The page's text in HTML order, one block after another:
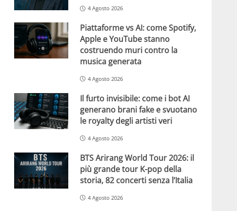
4 Agosto 2026
Piattaforme vs AI: come Spotify,
Apple e YouTube stanno
costruendo muri contro la
musica generata
4 Agosto 2026
Il furto invisibile: come i bot AI
generano brani fake e svuotano
le royalty degli artisti veri
4 Agosto 2026
BTS Arirang World Tour 2026: il
più grande tour K-pop della
storia, 82 concerti senza l’Italia
4 Agosto 2026